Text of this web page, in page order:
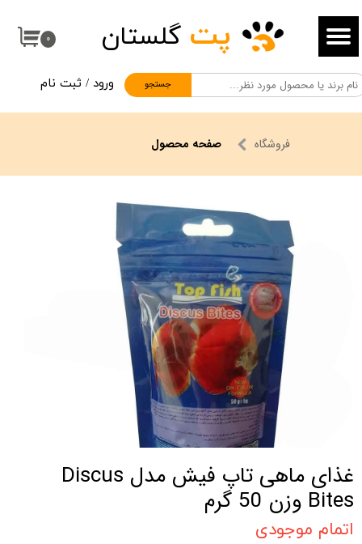
۰
جستجو
پت گلستان
ورود / ثبت نام
حساب کاربری من
تغییر گذر واژه
سفارشات
خروج از حساب کاربری
فروشگاه صفحه محصول
غذای ماهی تاپ فیش مدل Discus
Bites وزن 50 گرم
اتمام موجودی